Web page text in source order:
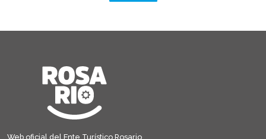
Web oficial del Ente Turístico Rosario